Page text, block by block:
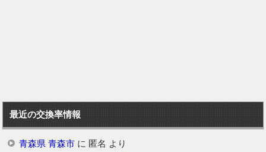
最近の交換率情報
青森県 青森市に 匿名 より